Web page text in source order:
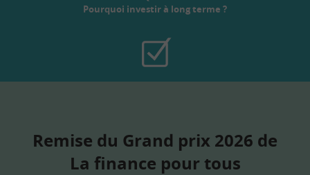
Pourquoi investir à long terme ?
Remise du Grand prix 2026 de
La finance pour tous